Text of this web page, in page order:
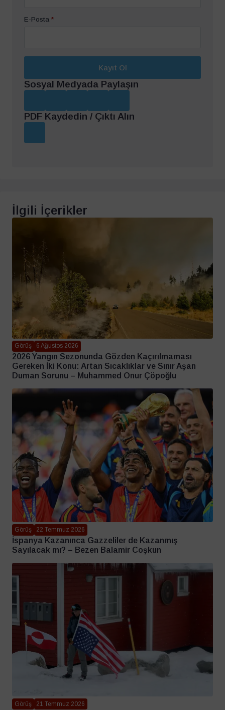
E-Posta *
Kayıt Ol
Sosyal Medyada Paylaşın
PDF Kaydedin / Çıktı Alın
İlgili İçerikler
Görüş 6 Ağustos 2026
2026 Yangın Sezonunda Gözden Kaçırılmaması
Gereken İki Konu: Artan Sıcaklıklar ve Sınır Aşan
Duman Sorunu – Muhammed Onur Çöpoğlu
Görüş 22 Temmuz 2026
İspanya Kazanınca Gazzeliler de Kazanmış
Sayılacak mı? – Bezen Balamir Coşkun
Görüş 21 Temmuz 2026